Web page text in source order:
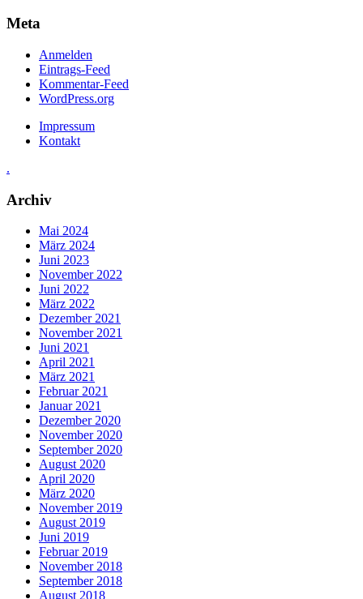
Meta
Anmelden
Eintrags-Feed
Kommentar-Feed
WordPress.org
Impressum
Kontakt
.
Archiv
Mai 2024
März 2024
Juni 2023
November 2022
Juni 2022
März 2022
Dezember 2021
November 2021
Juni 2021
April 2021
März 2021
Februar 2021
Januar 2021
Dezember 2020
November 2020
September 2020
August 2020
April 2020
März 2020
November 2019
August 2019
Juni 2019
Februar 2019
November 2018
September 2018
August 2018